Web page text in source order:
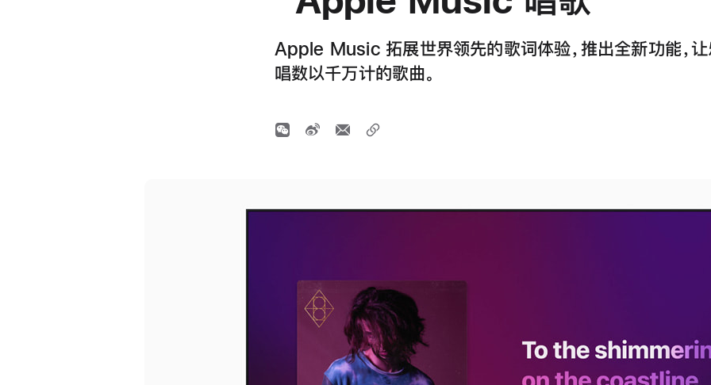
Apple Music 拓展世界领先的歌词体验，推出全新功能，
唱数以千万计的歌曲。